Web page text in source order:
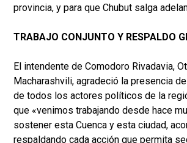
provincia, y para que Chubut salga
TRABAJO CONJUNTO Y RESPALDO
El intendente de Comodoro Rivadavia,
Macharashvili, agradeció la presencia
de todos los actores políticos de la
que «venimos trabajando desde hace
sostener esta Cuenca y esta ciudad,
respaldando cada acción que permita